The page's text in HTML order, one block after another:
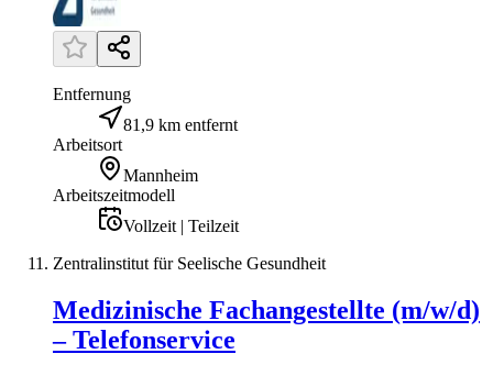
Entfernung
81,9 km entfernt
Arbeitsort
Mannheim
Arbeitszeitmodell
Vollzeit | Teilzeit
Zentralinstitut für Seelische Gesundheit
Medizinische Fachangestellte (m/w/d)
– Telefonservice